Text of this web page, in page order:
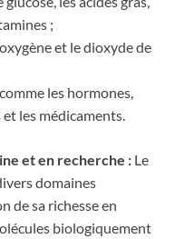
;
et le dioxyde de
les hormones,
les médicaments.
et en recherche : Le
domaines
de sa richesse en
biologiquement